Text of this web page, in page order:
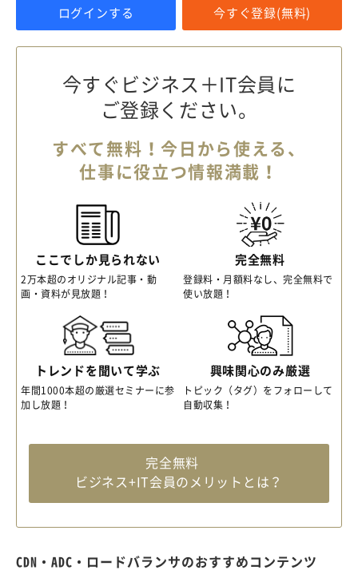
ログインする 今すぐ登録(無料)
今すぐビジネス＋IT会員に
ご登録ください。
すべて無料！今日から使える、
仕事に役立つ情報満載！
ここでしか見られない
2万本超のオリジナル記事・動
画・資料が見放題！
完全無料
登録料・月額料なし、完全無料で
使い放題！
トレンドを聞いて学ぶ
年間1000本超の厳選セミナーに参
加し放題！
興味関心のみ厳選
トピック（タグ）をフォローして
自動収集！
完全無料
ビジネス+IT会員のメリットとは？
CDN・ADC・ロードバランサのおすすめコンテンツ